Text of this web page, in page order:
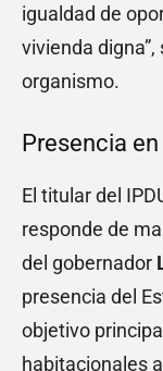
igualdad de
vivienda
organismo.
Presencia
El titular del
responde de
del gobernador
presencia del
objetivo
habitacionales